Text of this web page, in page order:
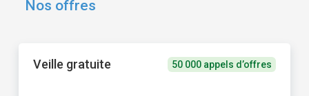
Nos offres
Veille gratuite 50 000 appels d’offres